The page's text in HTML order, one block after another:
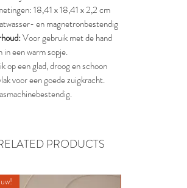
18,41 x 18,41 x 2,2 cm
en magnetronbestendig
Voor gebruik met de hand
in een warm sopje.
op een glad, droog en schoon
voor een goede zuigkracht.
PRODUCTS